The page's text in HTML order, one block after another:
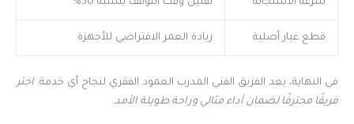
سرعة الاستجابة تقليل وقت التوقف بنسبة 50%
قطع غيار أصلية زيادة العمر الافتراضي للأجهزة
في النهاية، يعد الفريق الفني المدرب العمود الفقري لنجاح أي خدمة. اختر
فريقًا محترفًا لضمان أداء مثالي وراحة طويلة الأمد.